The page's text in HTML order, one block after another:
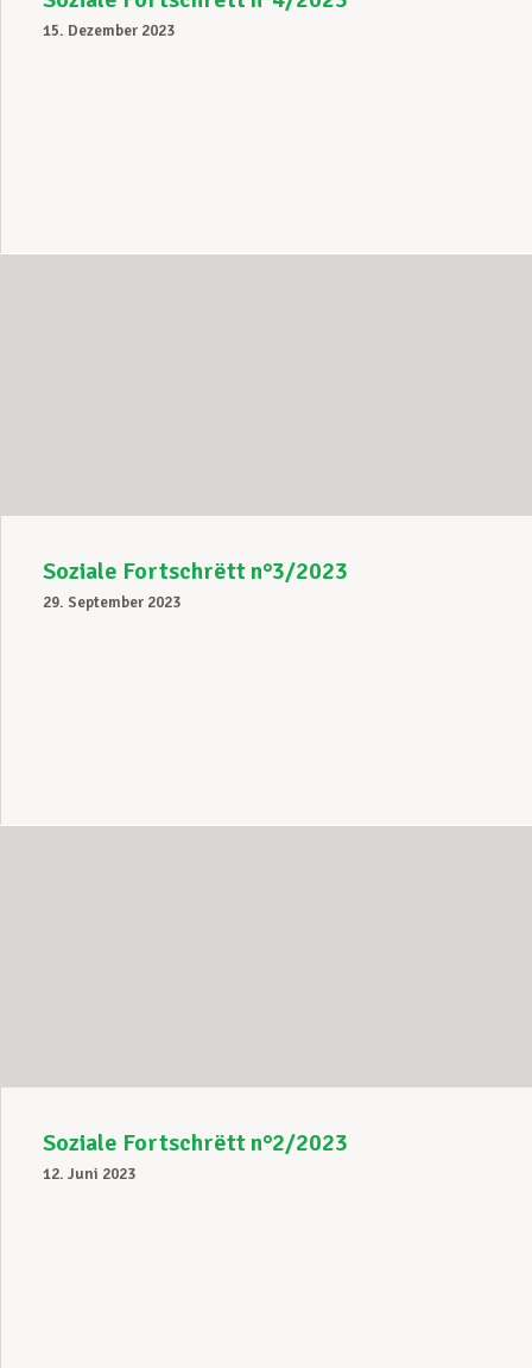
15. Dezember 2023
Soziale Fortschrëtt n°3/2023
29. September 2023
Soziale Fortschrëtt n°2/2023
12. Juni 2023